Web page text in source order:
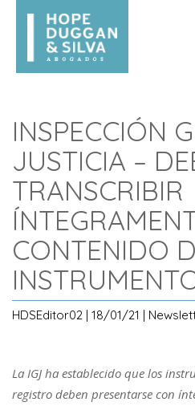
INSPECCIÓN
JUSTICIA –
TRANSCRIBIR
CONTENIDO
HDSEditor02 | 18/01/21 |
La IGJ ha establecido que los
registro deben presentarse con